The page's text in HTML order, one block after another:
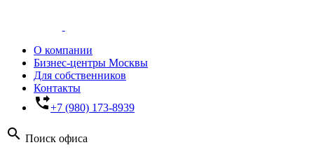
О компании
Бизнес-центры Москвы
Для собственников
Контакты
phone_forwarded+7 (980) 173-8939
search Поиск офиса